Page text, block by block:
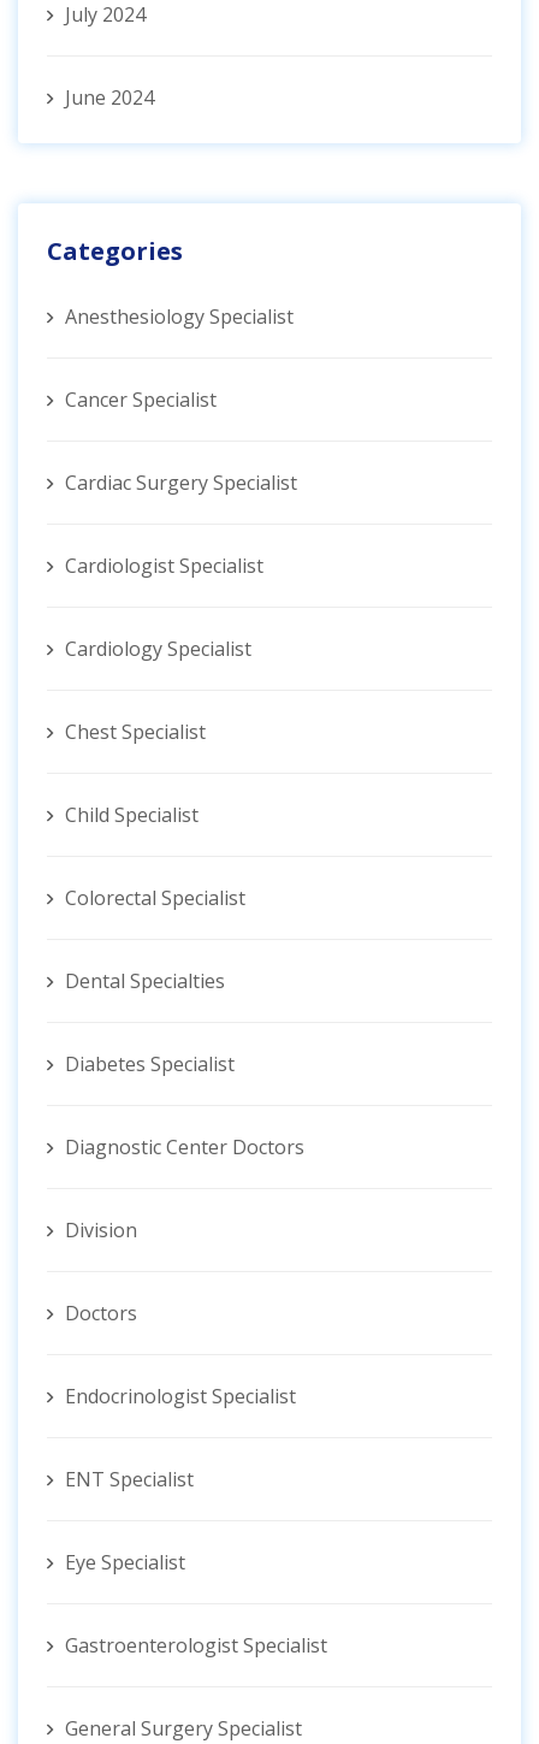
July 2024
June 2024
Categories
Anesthesiology Specialist
Cancer Specialist
Cardiac Surgery Specialist
Cardiologist Specialist
Cardiology Specialist
Chest Specialist
Child Specialist
Colorectal Specialist
Dental Specialties
Diabetes Specialist
Diagnostic Center Doctors
Division
Doctors
Endocrinologist Specialist
ENT Specialist
Eye Specialist
Gastroenterologist Specialist
General Surgery Specialist